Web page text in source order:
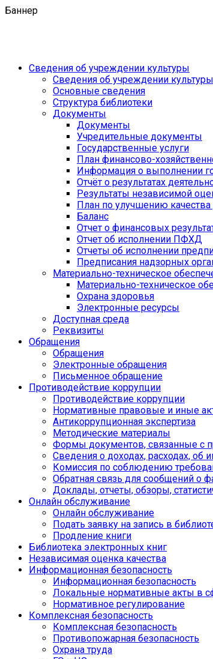
Баннер
Сведения об учреждении культуры
Сведения об учреждении культуры
Основные сведения
Структура библиотеки
Документы
Документы
Учредительные документы
Государственные услуги
План финансово-
Информация о выполнении
Отчёт о результатах
Результаты независимой
План по улучшению качества
Баланс
Отчет о финансовых
Отчет об исполнении ПФХД
Отчеты об исполнении
Предписания надзорных
Материально-техническое
Материально-техническое
Охрана здоровья
Электронные ресурсы
Доступная среда
Реквизиты
Обращения
Обращения
Электронные обращения
Письменное обращение
Противодействие коррупции
Противодействие коррупции
Нормативные правовые и иные
Антикоррупционная экспертиза
Методические материалы
Формы документов, связанные с
Сведения о доходах, расходах, об
Комиссия по соблюдению
Обратная связь для сообщений о
Доклады, отчеты, обзоры,
Онлайн обслуживание
Онлайн обслуживание
Подать заявку на запись в
Продление книги
Библиотека электронных книг
Независимая оценка качества
Информационная безопасность
Информационная безопасность
Локальные нормативные акты в
Нормативное регулирование
Комплексная безопасность
Комплексная безопасность
Противопожарная безопасность
Охрана труда